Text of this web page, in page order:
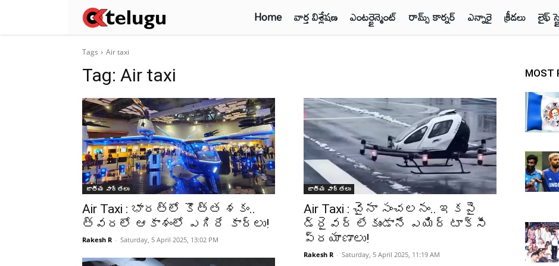
Home వార్త విశ్లేషణ ఎంటర్టైన్మెంట్ రామ్స్ కార్నర్ ఎన్నారై క్రీడలు లైఫ్
Tags Air taxi
Tag: Air taxi
జాతీయ వార్తలు
Air Taxi : భారత్‌లో కొత్త శకం..
త్వరలో ఆకాశంలో ఎగిరే కార్లు!
Rakesh R - Saturday, 5 April 2025, 13:02 PM
జాతీయ వార్తలు
Air Taxi : చైనా సంచలనం.. ఇకపై
డ్రైవర్ లేకుండానే ఎయిర్ టాక్సీ
ప్రయాణాలు!
Rakesh R - Saturday, 5 April 2025, 11:19 AM
MOST